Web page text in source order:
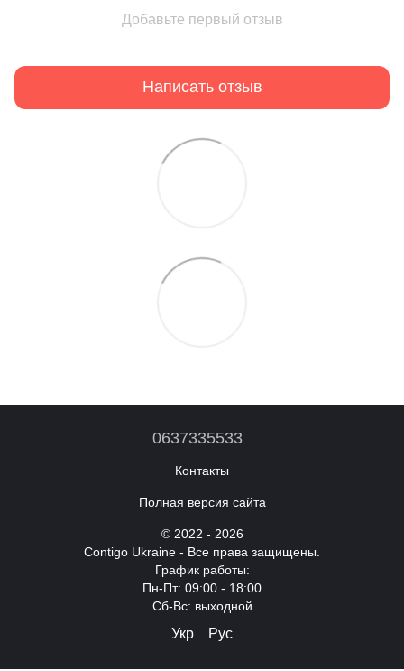
Добавьте первый отзыв
Написать отзыв
0637335533
Контакты
Полная версия сайта
© 2022 - 2026
Contigo Ukraine - Все права защищены.
График работы:
Пн-Пт: 09:00 - 18:00
Cб-Вс: выходной
Укр Рус